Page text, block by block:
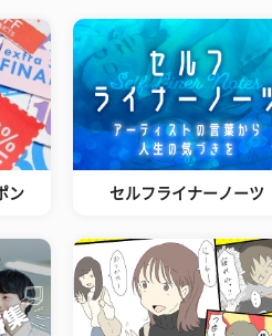
ン セルフライナーノーツ